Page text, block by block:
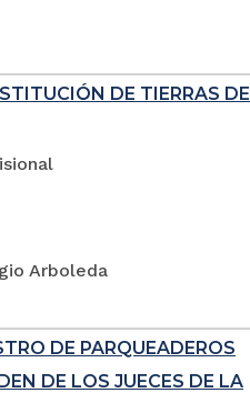
DE TIERRAS DE
Arboleda
DE PARQUEADEROS
DE LOS JUECES DE LA